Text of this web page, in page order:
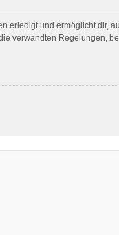
und ermöglicht dir,
verwandten Regelungen,